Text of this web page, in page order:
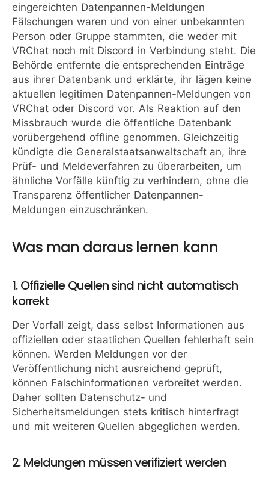
eingereichten Datenpannen-Meldungen
Fälschungen waren und von einer unbekannten
Person oder Gruppe stammten, die weder mit
VRChat noch mit Discord in Verbindung steht. Die
Behörde entfernte die entsprechenden Einträge
aus ihrer Datenbank und erklärte, ihr lägen keine
aktuellen legitimen Datenpannen-Meldungen von
VRChat oder Discord vor. Als Reaktion auf den
Missbrauch wurde die öffentliche Datenbank
vorübergehend offline genommen. Gleichzeitig
kündigte die Generalstaatsanwaltschaft an, ihre
Prüf- und Meldeverfahren zu überarbeiten, um
ähnliche Vorfälle künftig zu verhindern, ohne die
Transparenz öffentlicher Datenpannen-
Meldungen einzuschränken.
Was man daraus lernen kann
1. Offizielle Quellen sind nicht automatisch
korrekt
Der Vorfall zeigt, dass selbst Informationen aus
offiziellen oder staatlichen Quellen fehlerhaft sein
können. Werden Meldungen vor der
Veröffentlichung nicht ausreichend geprüft,
können Falschinformationen verbreitet werden.
Daher sollten Datenschutz- und
Sicherheitsmeldungen stets kritisch hinterfragt
und mit weiteren Quellen abgeglichen werden.
2. Meldungen müssen verifiziert werden